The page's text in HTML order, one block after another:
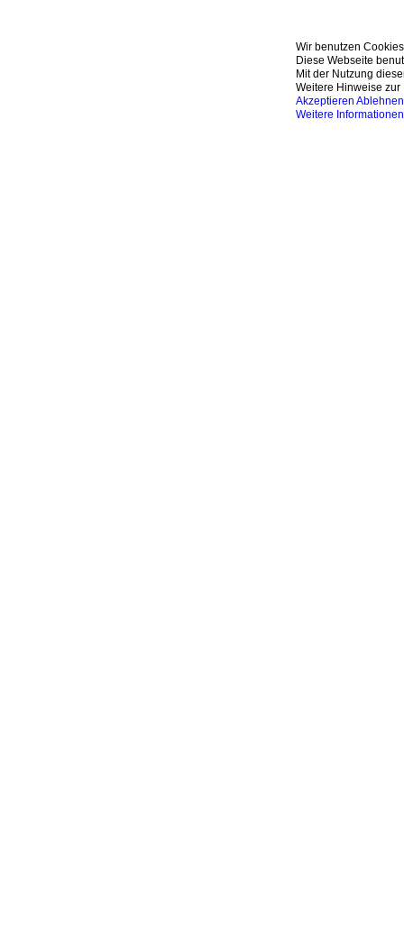
Wir benutzen Cookies
Diese Webseite
Mit der Nutzung
Weitere Hinweise zur
Akzeptieren Ablehnen
Weitere Informationen